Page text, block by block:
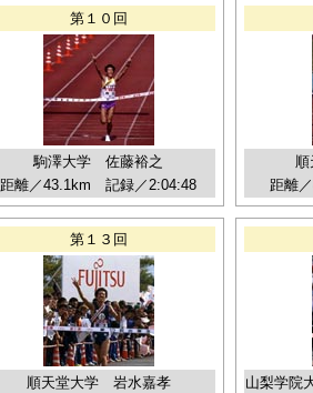
第１０回
駒澤大学 佐藤裕之
距離／43.1km 記録／2:04:48
距離
第１３回
順天堂大学 岩水嘉孝
山梨学院